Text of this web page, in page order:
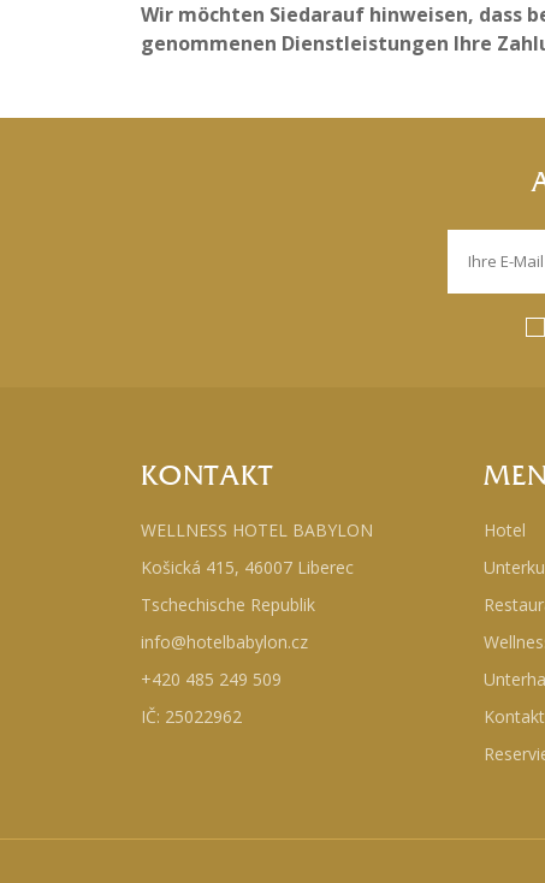
Wir möchten Siedarauf hinweisen, dass
genommenen Dienstleistungen Ihre
KONTAKT
WELLNESS HOTEL BABYLON
Košická 415, 46007 Liberec
Tschechische Republik
info@hotelbabylon.cz
+420 485 249 509
IČ: 25022962
Hotel
Kontakt